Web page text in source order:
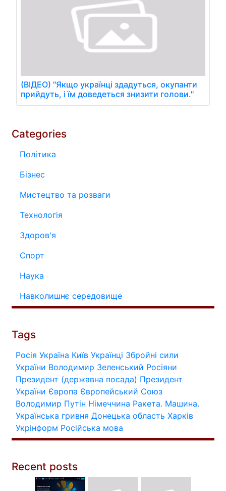
(ВІДЕО) "Якщо українці здадуться, окупанти
прийдуть, і їм доведеться знизити голови."
Categories
Політика
Бізнес
Мистецтво та розваги
Технологія
Здоров'я
Спорт
Наука
Навколишнє середовище
Tags
Росія Україна Київ Українці Збройні сили
України Володимир Зеленський Росіяни
Президент (державна посада) Президент
України Європа Європейський Союз
Володимир Путін Німеччина Ракета. Машина.
Українська гривня Донецька область Харків
Укрінформ Російська мова
Recent posts